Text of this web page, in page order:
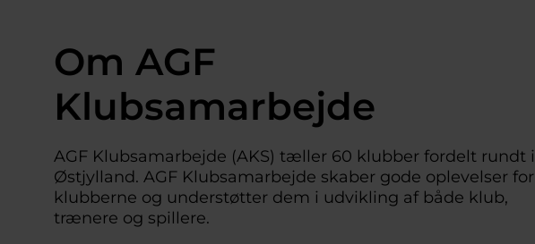
Om AGF
Klubsamarbejde
AGF Klubsamarbejde (AKS) tæller 60 klubber fordelt rundt i
Østjylland. AGF Klubsamarbejde skaber gode oplevelser for
klubberne og understøtter dem i udvikling af både klub,
trænere og spillere.